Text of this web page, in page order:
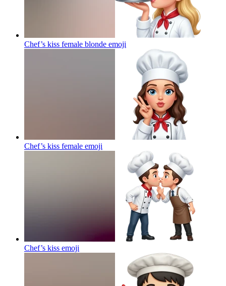
Chef’s kiss female blonde emoji
Chef’s kiss female emoji
Chef’s kiss emoji